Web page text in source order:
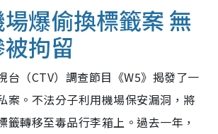
爆偷換標籤案 無
拘留
台（CTV）調查節目《W5》揭發了一
案。不法分子利用機場保安漏洞，將
籤轉移至毒品行李箱上。過去一年，